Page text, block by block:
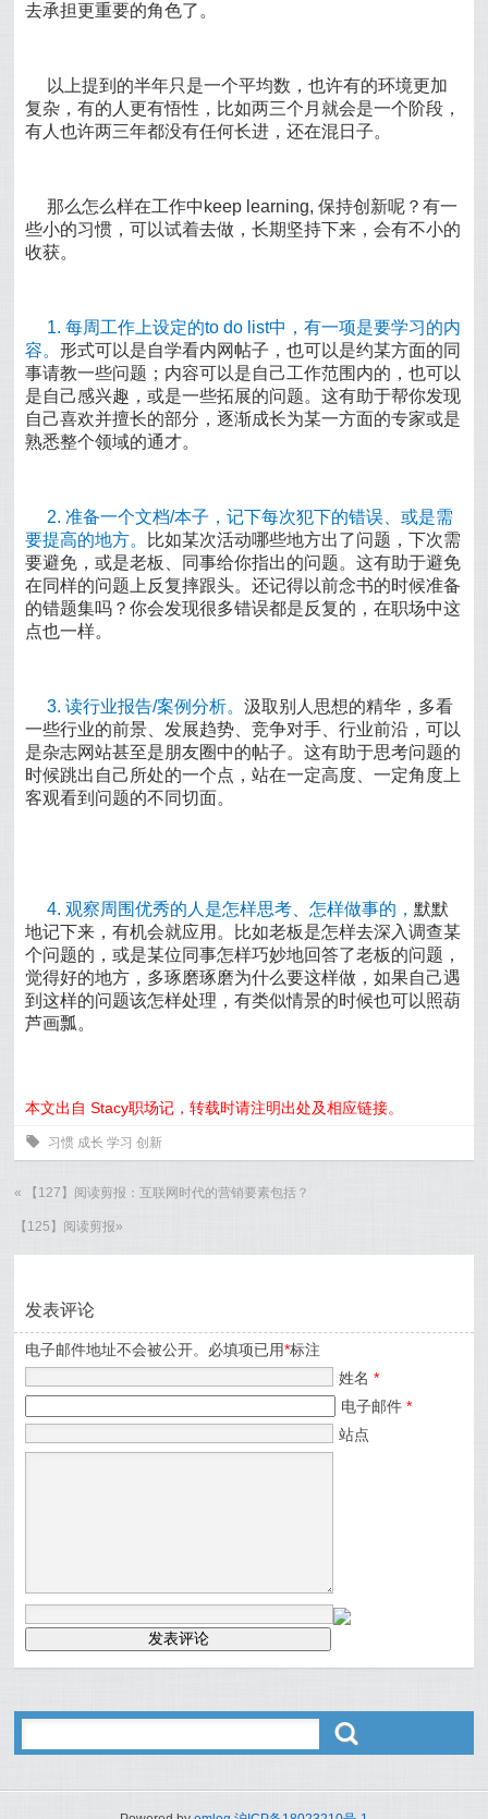
去承担更重要的角色了。
以上提到的半年只是一个平均数，也许有的环境更加
复杂，有的人更有悟性，比如两三个月就会是一个阶段，
有人也许两三年都没有任何长进，还在混日子。
那么怎么样在工作中keep learning, 保持创新呢？有一
些小的习惯，可以试着去做，长期坚持下来，会有不小的
收获。
1. 每周工作上设定的to do list中，有一项是要学习的内
容。形式可以是自学看内网帖子，也可以是约某方面的同
事请教一些问题；内容可以是自己工作范围内的，也可以
是自己感兴趣，或是一些拓展的问题。这有助于帮你发现
自己喜欢并擅长的部分，逐渐成长为某一方面的专家或是
熟悉整个领域的通才。
2. 准备一个文档/本子，记下每次犯下的错误、或是需
要提高的地方。 比如某次活动哪些地方出了问题，下次需
要避免，或是老板、同事给你指出的问题。这有助于避免
在同样的问题上反复摔跟头。还记得以前念书的时候准备
的错题集吗？你会发现很多错误都是反复的，在职场中这
点也一样。
3. 读行业报告/案例分析。汲取别人思想的精华，多看
一些行业的前景、发展趋势、竞争对手、行业前沿，可以
是杂志网站甚至是朋友圈中的帖子。这有助于思考问题的
时候跳出自己所处的一个点，站在一定高度、一定角度上
客观看到问题的不同切面。
4. 观察周围优秀的人是怎样思考、怎样做事的，默默
地记下来，有机会就应用。比如老板是怎样去深入调查某
个问题的，或是某位同事怎样巧妙地回答了老板的问题，
觉得好的地方，多琢磨琢磨为什么要这样做，如果自己遇
到这样的问题该怎样处理，有类似情景的时候也可以照葫
芦画瓢。
本文出自 Stacy职场记，转载时请注明出处及相应链接。
0 习惯 成长 学习 创新
« 【127】阅读剪报：互联网时代的营销要素包括？
【125】阅读剪报»
发表评论
电子邮件地址不会被公开。必填项已用*标注
姓名*
电子邮件*
站点
ő